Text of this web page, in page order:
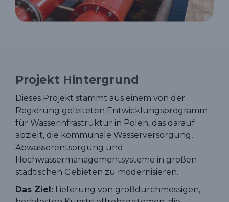
Projekt Hintergrund
Dieses Projekt stammt aus einem von der
Regierung geleiteten Entwicklungsprogramm
für Wasserinfrastruktur in Polen, das darauf
abzielt, die kommunale Wasserversorgung,
Abwasserentsorgung und
Hochwassermanagementsysteme in großen
städtischen Gebieten zu modernisieren.
Das Ziel: Lieferung von großdurchmessigen,